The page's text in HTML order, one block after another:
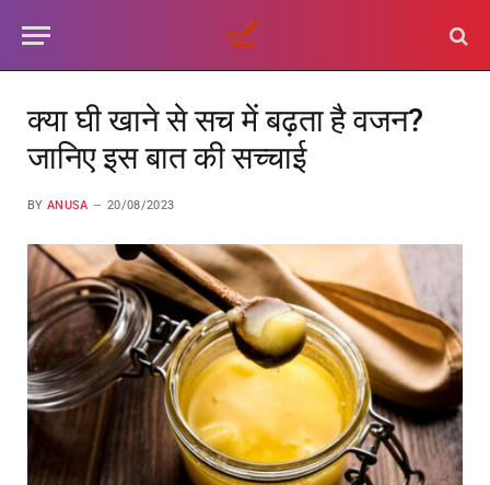
क्या घी खाने से सच में बढ़ता है वजन?
जानिए इस बात की सच्चाई
BY ANUSA 20/08/2023